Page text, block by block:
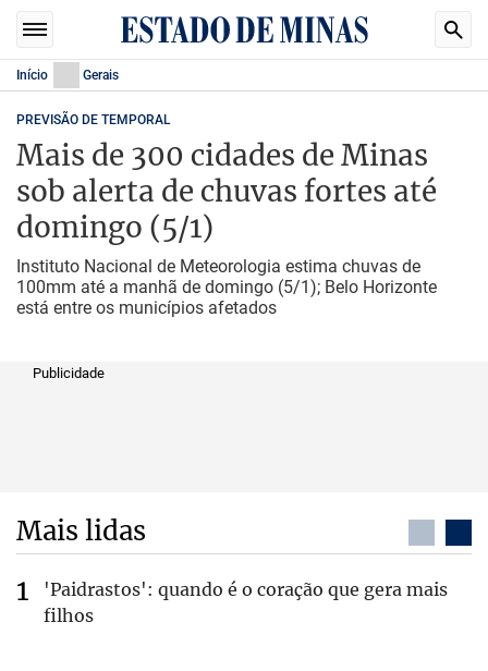
Início Gerais
PREVISÃO DE TEMPORAL
Mais de 300 cidades de Minas
sob alerta de chuvas fortes até
domingo (5/1)
Instituto Nacional de Meteorologia estima chuvas de
100mm até a manhã de domingo (5/1); Belo Horizonte
está entre os municípios afetados
Publicidade
Mais lidas
'Paidrastos': quando é o coração que gera mais
filhos